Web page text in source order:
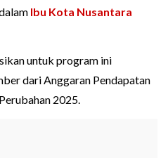
Ibu Kota Nusantara
untuk program ini
dari Anggaran Pendapatan
2025.